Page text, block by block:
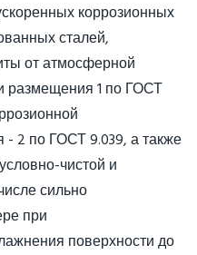
коррозионных
сталей,
от атмосферной
размещения 1 по ГОСТ
- 2 по ГОСТ 9.039, а также
чистой и
сильно
при
поверхности до